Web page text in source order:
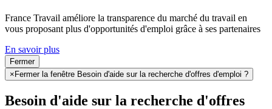
France Travail améliore la transparence du marché du travail en
vous proposant plus d'opportunités d'emploi grâce à ses partenaires
En savoir plus
Fermer
× Fermer la fenêtre Besoin d'aide sur la recherche d'offres d'emploi ?
Besoin d'aide sur la recherche d'offres